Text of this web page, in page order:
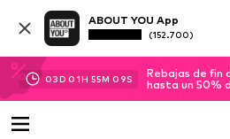
ABOUT YOU App
(152.700)
03D 01H 55M 09S
Rebajas de fin
hasta un 50%